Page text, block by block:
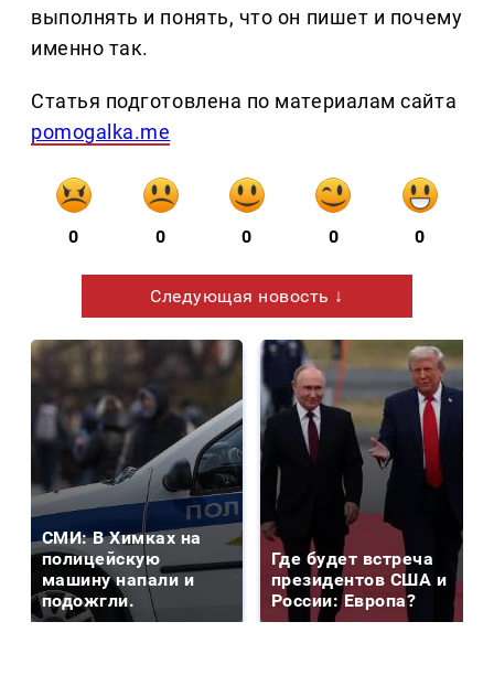
выполнять и понять, что он пишет и почему
именно так.
Статья подготовлена по материалам сайта
pomogalka.me
0 0 0 0 0
Следующая новость ↓
СМИ: В Химках на
полицейскую
машину напали и
подожгли.
Где будет встреча
президентов США и
России: Европа?